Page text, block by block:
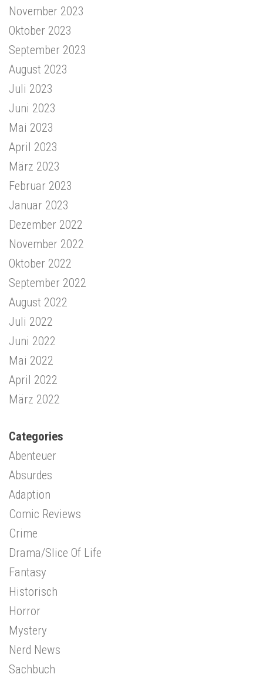
November 2023
Oktober 2023
September 2023
August 2023
Juli 2023
Juni 2023
Mai 2023
April 2023
März 2023
Februar 2023
Januar 2023
Dezember 2022
November 2022
Oktober 2022
September 2022
August 2022
Juli 2022
Juni 2022
Mai 2022
April 2022
März 2022
Categories
Abenteuer
Absurdes
Adaption
Comic Reviews
Crime
Drama/Slice Of Life
Fantasy
Historisch
Horror
Mystery
Nerd News
Sachbuch